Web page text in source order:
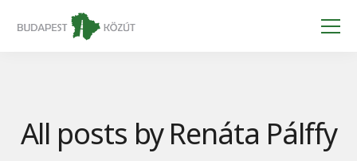
All posts by Renáta Pálffy